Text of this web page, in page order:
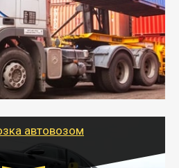
на специальном
быстро, качественно и
компания поможет
в порт и из порта
на контейнеровозе,
(открытых кузовах),
автовозом